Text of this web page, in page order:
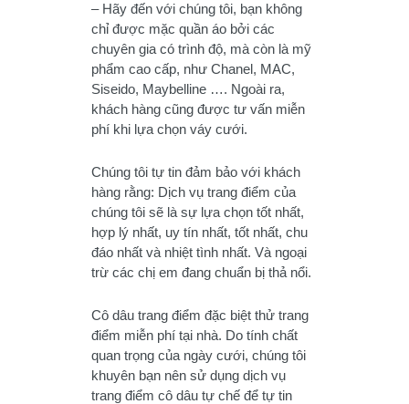
– Hãy đến với chúng tôi, bạn không
chỉ được mặc quần áo bởi các
chuyên gia có trình độ, mà còn là mỹ
phẩm cao cấp, như Chanel, MAC,
Siseido, Maybelline …. Ngoài ra,
khách hàng cũng được tư vấn miễn
phí khi lựa chọn váy cưới.
Chúng tôi tự tin đảm bảo với khách
hàng rằng: Dịch vụ trang điểm của
chúng tôi sẽ là sự lựa chọn tốt nhất,
hợp lý nhất, uy tín nhất, tốt nhất, chu
đáo nhất và nhiệt tình nhất. Và ngoại
trừ các chị em đang chuẩn bị thả nổi.
Cô dâu trang điểm đặc biệt thử trang
điểm miễn phí tại nhà. Do tính chất
quan trọng của ngày cưới, chúng tôi
khuyên bạn nên sử dụng dịch vụ
trang điểm cô dâu tự chế để tự tin